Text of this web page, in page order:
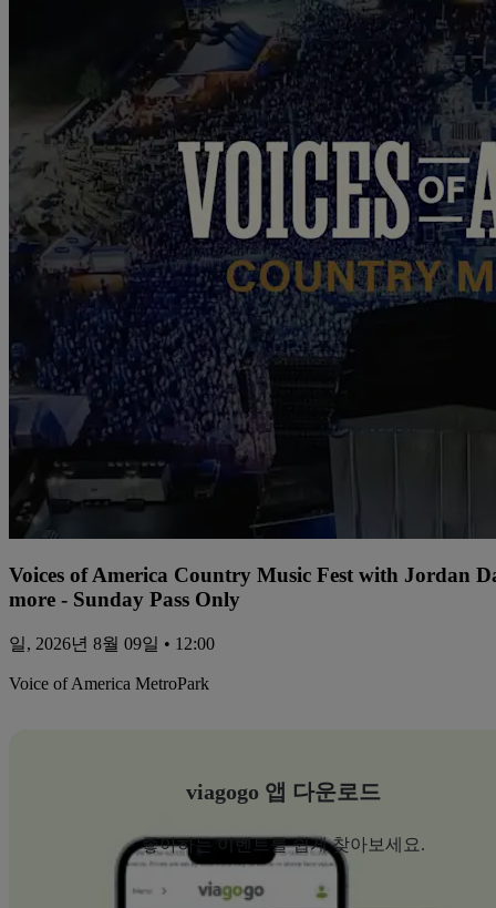
Voices of America Country Music Fest with Jordan
more - Sunday Pass Only
일, 2026년 8월 09일 • 12:00
Voice of America MetroPark
viagogo 앱 다운로드
좋아하는 이벤트를 쉽게 찾아보세요.